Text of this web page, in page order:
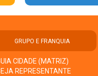
GRUPO E FRANQUIA
CIDADE (MATRIZ)
REPRESENTANTE